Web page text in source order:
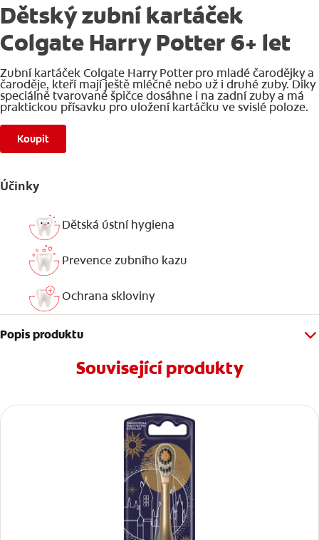
Dětský zubní kartáček
Colgate Harry Potter 6+ let
Zubní kartáček Colgate Harry Potter pro mladé čarodějky a
čaroděje, kteří mají ještě mléčné nebo už i druhé zuby. Díky
speciálně tvarované špičce dosáhne i na zadní zuby a má
praktickou přísavku pro uložení kartáčku ve svislé poloze.
Koupit
Účinky
Dětská ústní hygiena
Prevence zubního kazu
Ochrana skloviny
Popis produktu
Související produkty